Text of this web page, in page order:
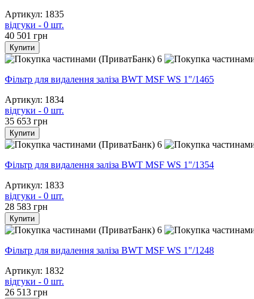
Артикул: 1835
відгуки - 0 шт.
40 501 грн
Купити
6
Фільтр для видалення заліза BWT MSF WS 1"/1465
Артикул: 1834
відгуки - 0 шт.
35 653 грн
Купити
6
Фільтр для видалення заліза BWT MSF WS 1"/1354
Артикул: 1833
відгуки - 0 шт.
28 583 грн
Купити
6
Фільтр для видалення заліза BWT MSF WS 1"/1248
Артикул: 1832
відгуки - 0 шт.
26 513 грн